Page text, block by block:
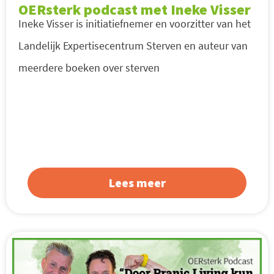
OERsterk podcast met Ineke Visser
Ineke Visser is initiatiefnemer en voorzitter van het
Landelijk Expertisecentrum Sterven en auteur van
meerdere boeken over sterven
Lees meer